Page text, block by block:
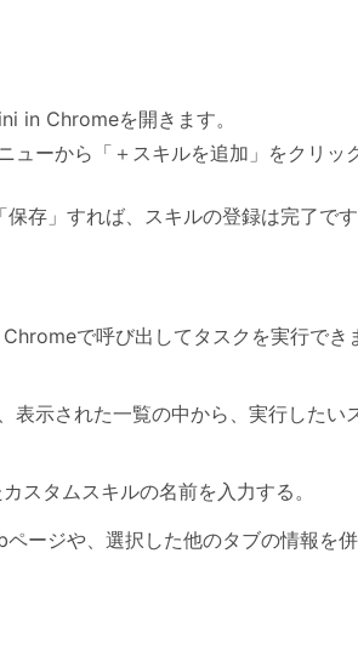
in Chromeを開きます。
ーから「＋スキルを追加」をクリッ
存」すれば、スキルの登録は完了です
で呼び出してタスクを実行でき
表示された一覧の中から、実行したい
スタムスキルの名前を入力する。
ージや、選択した他のタブの情報を